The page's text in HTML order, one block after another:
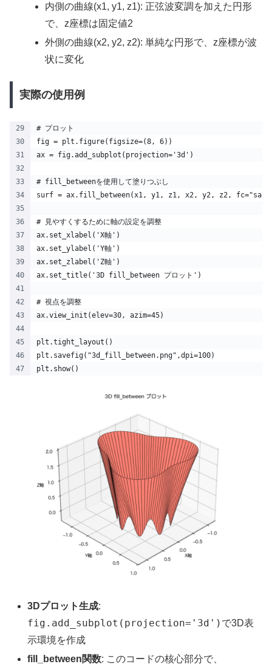
内側の曲線(x1, y1, z1): 正弦波変調を加えた円形
で、z座標は固定値2
外側の曲線(x2, y2, z2): 単純な円形で、z座標が波
状に変化
実際の使用例
# プロット
fig = plt.figure(figsize=(8, 6))
ax = fig.add_subplot(projection='3d')
# fill_betweenを使用して塗りつぶし
surf = ax.fill_between(x1, y1, z1, x2, y2, z2,
# 見やすくするために軸の設定を調整
ax.set_xlabel('X軸')
ax.set_ylabel('Y軸')
ax.set_zlabel('Z軸')
ax.set_title('3D fill_between プロット')
# 視点を調整
ax.view_init(elev=30, azim=45)
plt.tight_layout()
plt.savefig("3d_fill_between.png",dpi=100)
plt.show()
3Dプロット生成:
fig.add_subplot(projection='3d') で3D表
示環境を作成
fill_between関数: このコードの核心部分で、